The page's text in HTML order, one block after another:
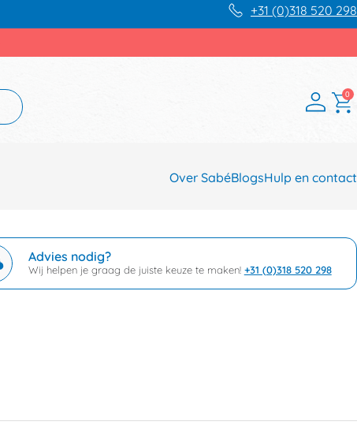
+31 (0)318 520 298
0
Over SabéBlogsHulp en contact
Advies nodig?
Wij helpen je graag de juiste keuze te maken! +31 (0)318 520 298